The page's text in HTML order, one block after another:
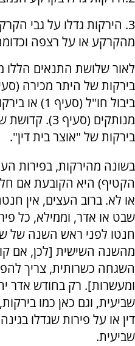
3. הירקות גדלו על גבי
מהקרקע או על רצפה
לאור שלושת התנאים הללו
ביבול חו"ל
מנותקים (סעיף
בירקות של "אוצר בית דין".
בשונה מהירקות, בפירות
הקטיף) היא הקובעת אם
או לא. ברוב העצים, אין
שבט או אדר, וממילא, כל
חנטו לפני ראש השנה של
מהשנה השישית [לכן, אם
השגחה כשרותית, צריך
ומעשרות]. רק בחודש אדר
שביעית, וגם כאן כמו
דין או על פירות שגדלו
שביעית.